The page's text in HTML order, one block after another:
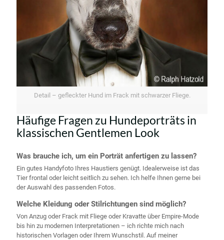
Detail – gefleckter Hund im Frack mit schwarzer Fliege.
Häufige Fragen zu Hundeporträts in
klassischen Gentlemen Look
Was brauche ich, um ein Porträt anfertigen zu lassen?
Ein gutes Handyfoto Ihres Haustiers genügt. Idealerweise ist das
Tier frontal oder leicht seitlich zu sehen. Ich helfe Ihnen gerne bei
der Auswahl des passenden Fotos.
Welche Kleidung oder Stilrichtungen sind möglich?
Von Anzug oder Frack mit Fliege oder Kravatte über Empire-Mode
bis hin zu modernen Interpretationen – ich richte mich nach
historischen Vorlagen oder Ihrem Wunschstil. Auf meiner